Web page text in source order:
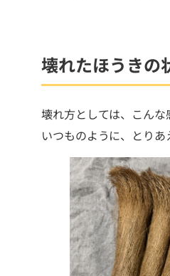
壊れたほうきの
壊れ方としては、こんな
いつものように、とりあ